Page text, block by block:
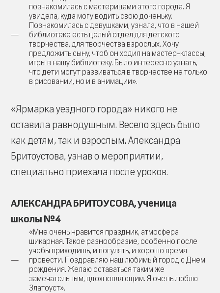
познакомилась с мастерицами этого города. Я
увидела, куда могу водить свою доченьку.
Познакомилась с девушками, узнала, что в нашей
библиотеке есть целый отдел для детского
творчества, для творчества взрослых. Хочу
предложить сыну, чтоб он ходил на мастер-классы,
игры в нашу библиотеку. Было интересно узнать,
что дети могут развиваться в творчестве не только
в рисовании, но и в анимации».
«Ярмарка уездного города» никого не
оставила равнодушным. Весело здесь было
как детям, так и взрослым. Александра
Бритоустова, узнав о мероприятии,
специально приехала после уроков.
АЛЕКСАНДРА БРИТОУСОВА, ученица
школы №4
«Мне очень нравится праздник, атмосфера
шикарная. Такое разнообразие, особенно после
учебы приходишь, и погулять, и хорошо время
провести. Поздравляю наш любимый город с Днем
рождения. Желаю оставаться таким же
замечательным, вдохновляющим. Я очень люблю
Златоуст».